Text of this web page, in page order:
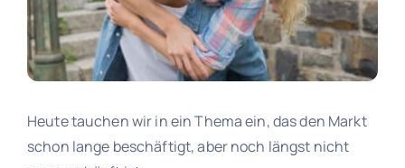
Heute tauchen wir in ein Thema ein, das den Markt
schon lange beschäftigt, aber noch längst nicht